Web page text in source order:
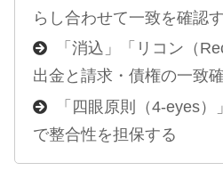
らし合わせて一致を確認
「消込」「リコン（
出金と請求・債権の一致
「四眼原則（4-eyes
で整合性を担保する